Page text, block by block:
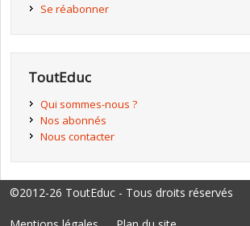
Se réabonner
ToutEduc
Qui sommes-nous ?
Nos abonnés
Nous contacter
©2012-26 ToutEduc - Tous droits réservés